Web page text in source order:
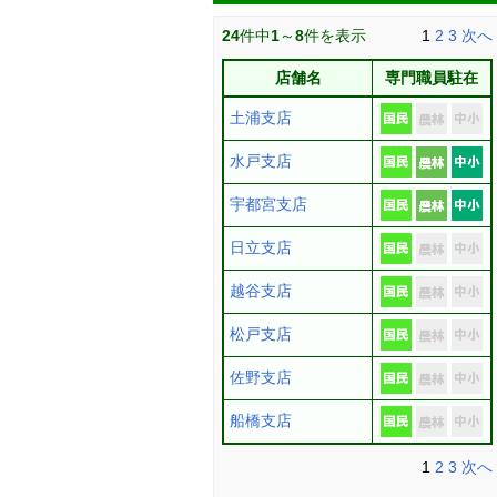
24件中1～8件を表示 1 2 3 次へ
店舗名 専門職員駐在
土浦支店
水戸支店
宇都宮支店
日立支店
越谷支店
松戸支店
佐野支店
船橋支店
1 2 3 次へ